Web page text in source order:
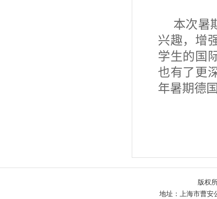
本次暑
兴趣，增
学生的国
也有了更
年暑期德
版权
地址：上海市曹安